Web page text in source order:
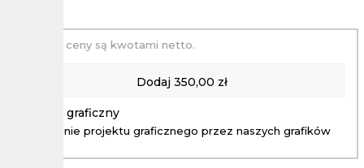
Podane ceny są kwotami netto.
Dodaj 350,00 zł
Projekt graficzny
Wykonanie projektu graficznego przez naszych grafików